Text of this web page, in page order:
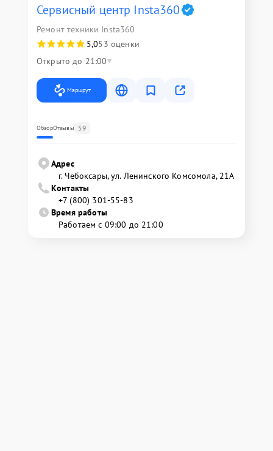
Сервисный центр Insta360
Ремонт техники Insta360
5,053 оценки
Открыто до 21:00
Маршрут
ОбзорОтзывы 59
Адрес
г. Чебоксары, ул. Ленинского Комсомола, 21А
Контакты
+7 (800) 301-55-83
Время работы
Работаем с 09:00 до 21:00